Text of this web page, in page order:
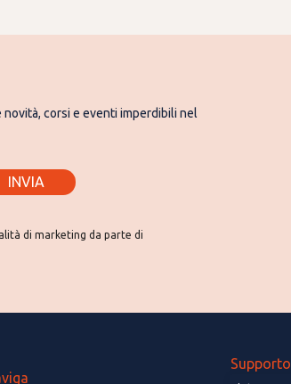
corsi e eventi imperdibili nel
INVIA
di marketing da parte di
Supporto